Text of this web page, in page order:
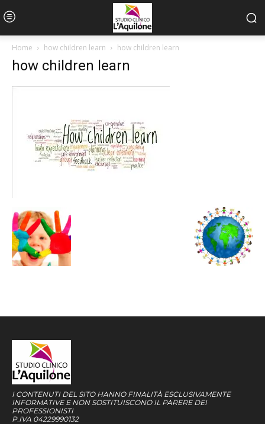
Home how children learn how children learn
how children learn
I CONTENUTI DEL SITO HANNO FINALITÀ ESCLUSIVAMENTE
INFORMATIVE E NON SOSTITUISCONO IL PARERE DEI
PROFESSIONISTI
P.IVA 04229990132